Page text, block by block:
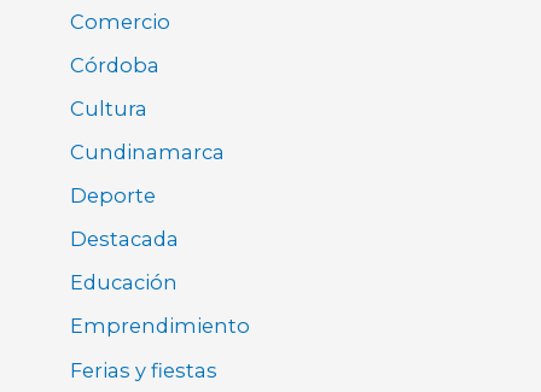
Comercio
Córdoba
Cultura
Cundinamarca
Deporte
Destacada
Educación
Emprendimiento
Ferias y fiestas